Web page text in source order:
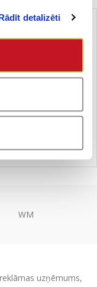
detalizēti
WM
uzņēmums,